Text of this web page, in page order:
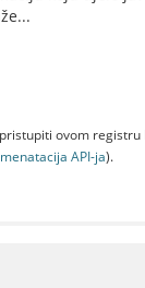
ovom registru
API-jа).